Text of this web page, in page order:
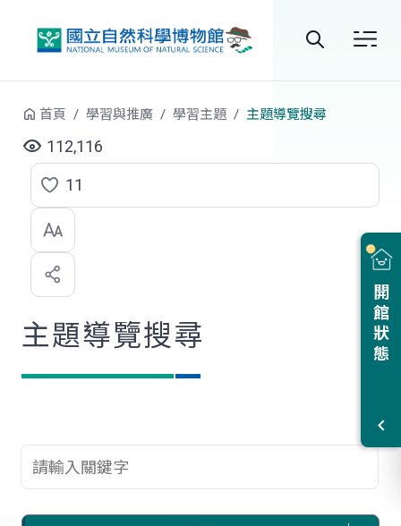
站
尋
開館狀態
首頁 學習與推廣 學習主題 主題導覽搜尋
112,116
點
選
喜
歡
11
主題導覽搜尋
查詢關鍵字